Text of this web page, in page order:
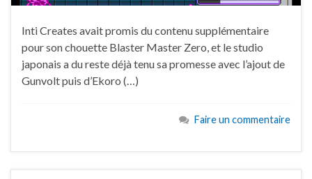
Inti Creates avait promis du contenu supplémentaire
pour son chouette Blaster Master Zero, et le studio
japonais a du reste déjà tenu sa promesse avec l’ajout de
Gunvolt puis d’Ekoro (…)
Faire un commentaire